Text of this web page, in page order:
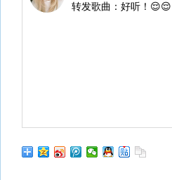
转发歌曲：好听！😌😌